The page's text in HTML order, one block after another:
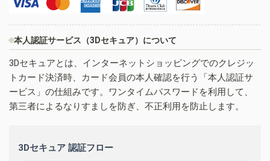
本人認証サービス（3Dセキュア）について
3Dセキュアとは、インターネットショッピングでのクレジッ
トカード決済時、カード会員の本人確認を行う「本人認証サ
ービス」の仕組みです。ワンタイムパスワードを利用して、
第三者によるなりすましを防ぎ、不正利用を防止します。
3Dセキュア 認証フロー